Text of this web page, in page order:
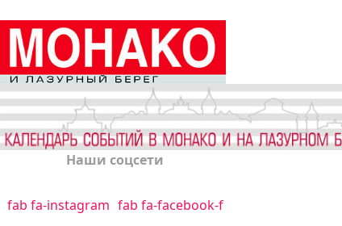
Наши соцсети
fab fa-instagram fab fa-facebook-f